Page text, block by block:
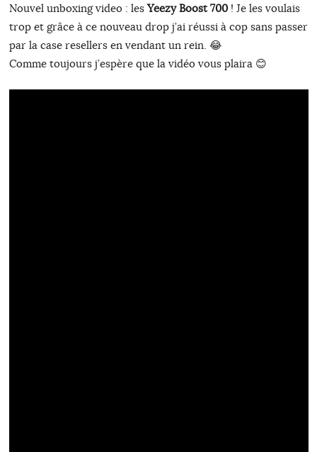
Nouvel unboxing video : les Yeezy Boost 700! Je les voulais
trop et grâce à ce nouveau drop j’ai réussi à cop sans passer
par la case resellers en vendant un rein. 😂
Comme toujours j’espère que la vidéo vous plaira 😊